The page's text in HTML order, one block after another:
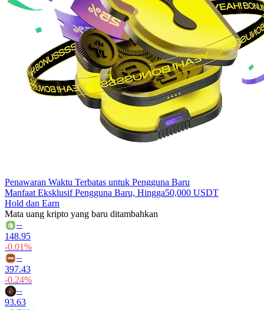
Penawaran Waktu Terbatas untuk Pengguna Baru
Manfaat Eksklusif Pengguna Baru, Hingga50,000 USDT
Hold dan Earn
Mata uang kripto yang baru ditambahkan
--
148.95
-0.01%
--
397.43
-0.24%
--
93.63